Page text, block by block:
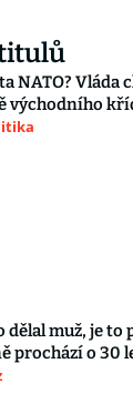
NATO? Vláda
východního
dělal muž, je to
prochází o 30